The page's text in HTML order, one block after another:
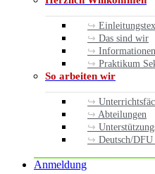
Das sind wir
Praktikum
So arbeiten wir
Abteilungen
Deutsch/
Anmeldung